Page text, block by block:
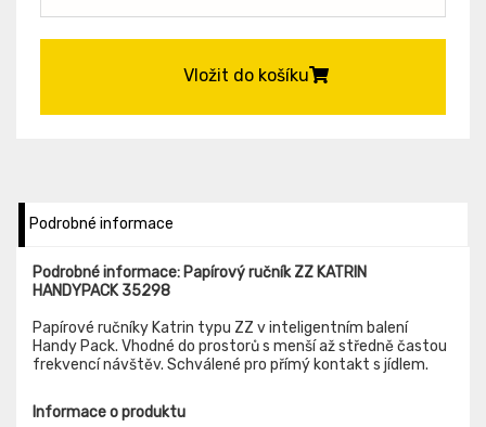
Vložit do košíku
Podrobné informace
Podrobné informace: Papírový ručník ZZ KATRIN
HANDYPACK 35298
Papírové ručníky Katrin typu ZZ v inteligentním balení
Handy Pack. Vhodné do prostorů s menší až středně častou
frekvencí návštěv. Schválené pro přímý kontakt s jídlem.
Informace o produktu